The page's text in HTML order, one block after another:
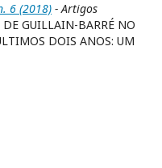
6 (2018) - Artigos
GUILLAIN-BARRÉ NO
DOIS ANOS: UM